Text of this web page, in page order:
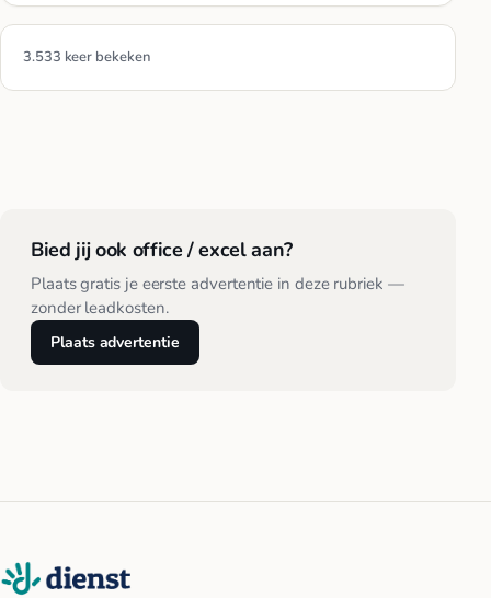
3.533 keer bekeken
Bied jij ook office / excel aan?
Plaats gratis je eerste advertentie in deze rubriek —
zonder leadkosten.
Plaats advertentie